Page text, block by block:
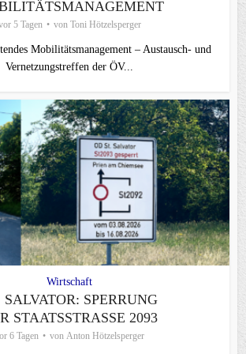
5 Tagen von Toni Hötzelsperger
Mobilitätsmanagement – Austausch- und
Vernetzungstreffen der ÖV...
Wirtschaft
SALVATOR: SPERRUNG
STAATSSTRASSE 2093
6 Tagen von Anton Hötzelsperger